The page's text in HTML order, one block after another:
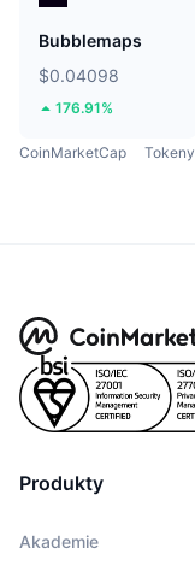
Bubblemaps
$0.04098
176.91%
CoinMarketCap Tokeny
Produkty
Akademie